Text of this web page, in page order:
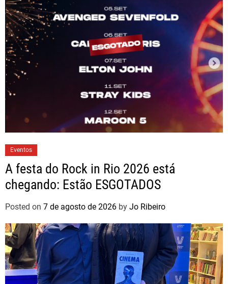
Eventos
A festa do Rock in Rio 2026 está
chegando: Estão ESGOTADOS
Posted on 7 de agosto de 2026 by Jo Ribeiro